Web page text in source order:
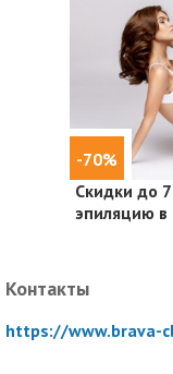
-70%
Скидки до
эпиляцию в
Контакты
https://www.brava-